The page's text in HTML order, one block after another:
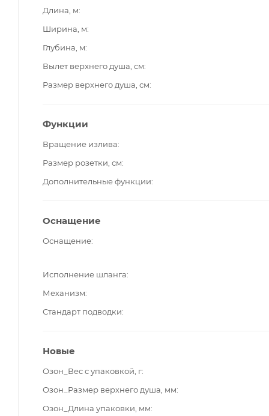
Длина, м
Ширина, м
Глубина, м
Вылет верхнего душа, см
Размер верхнего душа, см
Функции
Вращение излива
Размер розетки, см
Дополнительные функции
Оснащение
Оснащение
Исполнение шланга
Механизм
Стандарт подводки
Новые
Озон_Вес с упаковкой, г
Озон_Размер верхнего душа, мм
Озон_Длина упаковки, мм